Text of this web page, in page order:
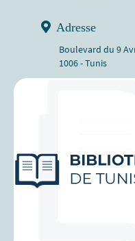
Adresse
Boulevard du 9
1006 - Tunis